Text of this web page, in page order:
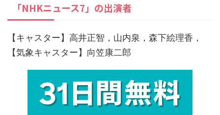
「NHKニュース7」の出演者
【キャスター】高井正智，山内泉，森下絵理香，
【気象キャスター】向笠康二郎